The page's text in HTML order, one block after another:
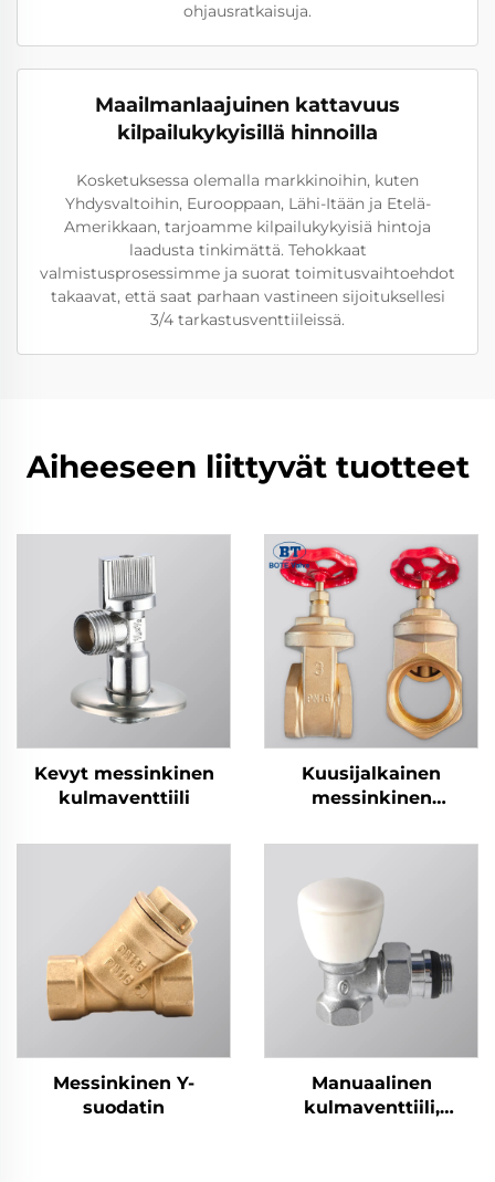
ohjausratkaisuja.
Maailmanlaajuinen kattavuus
kilpailukykyisillä hinnoilla
Kosketuksessa olemalla markkinoihin, kuten
Yhdysvaltoihin, Eurooppaan, Lähi-Itään ja Etelä-
Amerikkaan, tarjoamme kilpailukykyisiä hintoja
laadusta tinkimättä. Tehokkaat
valmistusprosessimme ja suorat toimitusvaihtoehdot
takaavat, että saat parhaan vastineen sijoituksellesi
3/4 tarkastusventtiileissä.
Aiheeseen liittyvät tuotteet
Kevyt messinkinen
kulmaventtiili
Kuusijalkainen
messinkinen
valurautainen
Messinkinen Y-
suodatin
Manuaalinen
kulmaventtiili,